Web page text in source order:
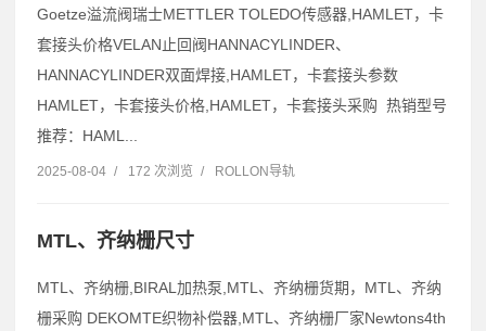
Goetze溢流阀瑞士METTLER TOLEDO传感器,HAMLET，卡
套接头价格VELAN止回阀HANNACYLINDER、
HANNACYLINDER双面焊接,HAMLET，卡套接头参数
HAMLET，卡套接头价格,HAMLET，卡套接头采购 热销型号
推荐：HAML...
2025-08-04 / 172 次浏览 / ROLLON导轨
MTL、齐纳栅尺寸
MTL、齐纳栅,BIRAL加热泵,MTL、齐纳栅货期，MTL、齐纳
栅采购 DEKOMTE织物补偿器,MTL、齐纳栅厂家Newtons4th